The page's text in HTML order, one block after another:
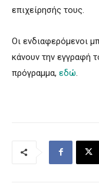
επιχείρησής τους.
Οι ενδιαφερόμενοι
κάνουν την εγγραφή
πρόγραμμα, εδώ.